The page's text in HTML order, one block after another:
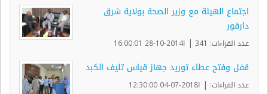
اجتماع الهيئة مع وزير الصحة بولاية شرق
دارفور
عدد القراءات: 341 | ا2014-10-28 16:00:01
قفل وفتح عطاء توريد جهاز قياس تليف الكبد
عدد القراءات: | ا2018-07-04 12:30:00